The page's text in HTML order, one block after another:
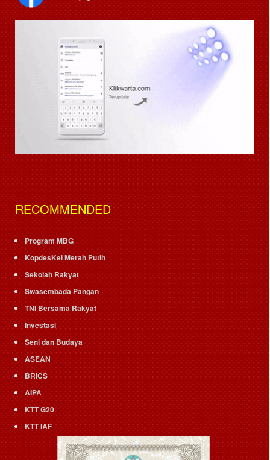
RECOMMENDED
Program MBG
KopdesKel Merah Putih
Sekolah Rakyat
Swasembada Pangan
TNI Bersama Rakyat
Investasi
Seni dan Budaya
ASEAN
BRICS
AIPA
KTT G20
KTT IAF